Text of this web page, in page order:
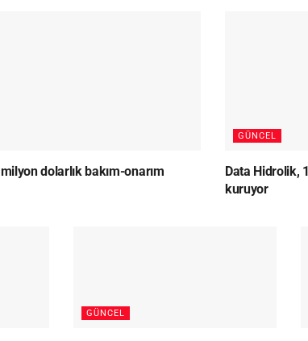
dolarlık bakım-onarım
GÜNCEL
Data Hidrolik,
kuruyor
GÜNCEL